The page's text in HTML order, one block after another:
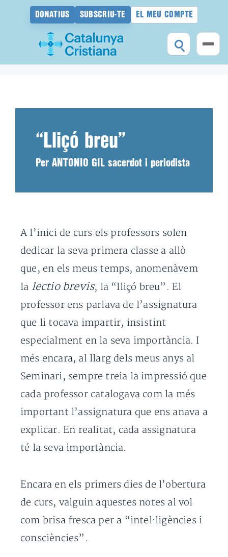
DONATIUS SUBSCRIU-TE EL MEU COMPTE
“Lliçó breu”
Per ANTONIO GIL sacerdot i periodista
A l’inici de curs els professors solen
dedicar la seva primera classe a allò
que, en els meus temps, anomenàvem
la lectio brevis, la “lliçó breu”. El
professor ens parlava de l’assignatura
que li tocava impartir, insistint
especialment en la seva importància. I
més encara, al llarg dels meus anys al
Seminari, sempre treia la impressió que
cada professor catalogava com la més
important l’assignatura que ens anava a
explicar. En realitat, cada assignatura
té la seva importància.
Encara en els primers dies de l’obertura
de curs, valguin aquestes notes al vol
com brisa fresca per a “intel·ligències i
consciències”.